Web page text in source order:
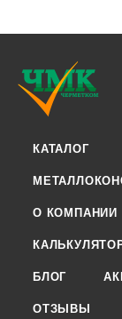
КАТАЛОГ
О КОМПАНИИ
БЛОГ
ОТЗЫВЫ